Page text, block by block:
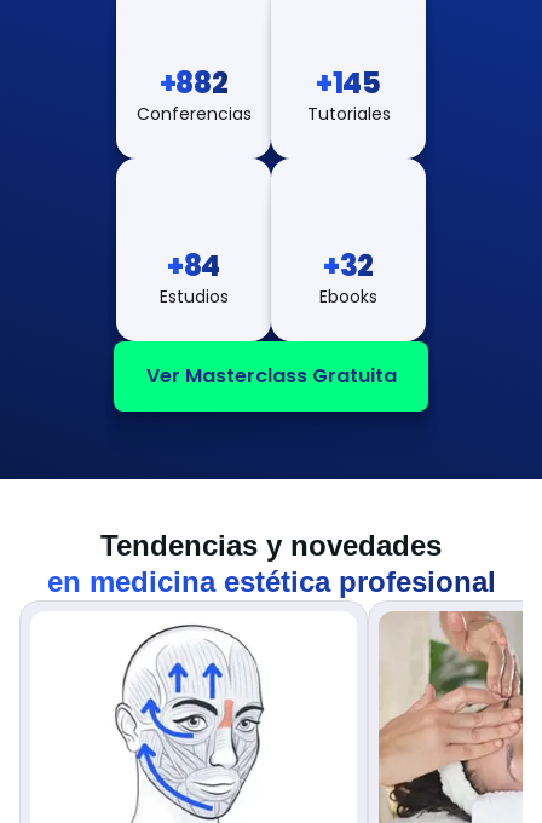
+882
Conferencias
+145
Tutoriales
+84
Estudios
+32
Ebooks
Ver Masterclass Gratuita
Tendencias y novedades
en medicina estética profesional